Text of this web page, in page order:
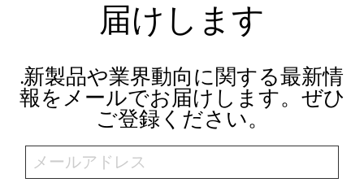
届けします
.新製品や業界動向に関する最新情
報をメールでお届けします。ぜひ
ご登録ください。